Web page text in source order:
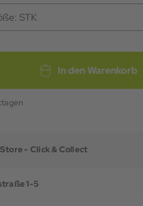
STK
In den Warenkorb
- Click & Collect
1-5